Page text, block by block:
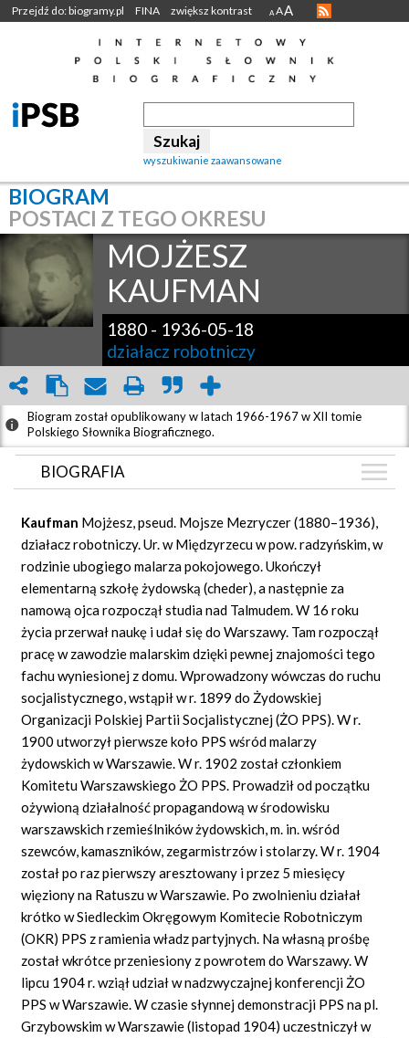
Przejdź do: biogramy.pl FINA zwiększ kontrast A AA
wyszukiwanie zaawansowane
BIOGRAM
POSTACI Z TEGO OKRESU
MOJŻESZ
KAUFMAN
1880 - 1936-05-18
działacz robotniczy
Biogram został opublikowany w latach 1966-1967 w XII tomie
Polskiego Słownika Biograficznego.
BIOGRAFIA
GRAF POWIĄZAŃ
DYSKUSJA
Mapa
Kaufman Mojżesz, pseud. Mojsze Mezryczer (1880–1936),
działacz robotniczy. Ur. w Międzyrzecu w pow. radzyńskim, w
rodzinie ubogiego malarza pokojowego. Ukończył
elementarną szkołę żydowską (cheder), a następnie za
namową ojca rozpoczął studia nad Talmudem. W 16 roku
życia przerwał naukę i udał się do Warszawy. Tam rozpoczął
pracę w zawodzie malarskim dzięki pewnej znajomości tego
fachu wyniesionej z domu. Wprowadzony wówczas do ruchu
socjalistycznego, wstąpił w r. 1899 do Żydowskiej
Organizacji Polskiej Partii Socjalistycznej (ŻO PPS). W r.
1900 utworzył pierwsze koło PPS wśród malarzy
żydowskich w Warszawie. W r. 1902 został członkiem
Komitetu Warszawskiego ŻO PPS. Prowadził od początku
ożywioną działalność propagandową w środowisku
warszawskich rzemieślników żydowskich, m. in. wśród
szewców, kamaszników, zegarmistrzów i stolarzy. W r. 1904
został po raz pierwszy aresztowany i przez 5 miesięcy
więziony na Ratuszu w Warszawie. Po zwolnieniu działał
krótko w Siedleckim Okręgowym Komitecie Robotniczym
(OKR) PPS z ramienia władz partyjnych. Na własną prośbę
został wkrótce przeniesiony z powrotem do Warszawy. W
lipcu 1904 r. wziął udział w nadzwyczajnej konferencji ŻO
PPS w Warszawie. W czasie słynnej demonstracji PPS na pl.
Grzybowskim w Warszawie (listopad 1904) uczestniczył w